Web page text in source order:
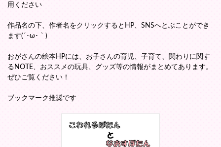
用ください
作品名の下、作者名をクリックするとHP、SNSへとぶことができ
ます(´･ω･｀)
おがさんの絵本HPには、お子さんの育児、子育て、関わりに関す
るNOTE、おススメの玩具、グッズ等の情報がまとめてあります。
ぜひご覧ください！
ブックマーク推奨です